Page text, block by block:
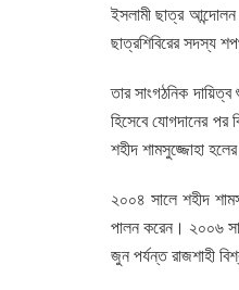
ইসলামী ছাত্র আন্দোলন
ছাত্রশিবিরের সদস্য
তার সাংগঠনিক
হিসেবে যোগদানের পর
শহীদ শামসুজ্জোহা হলের
২০০৪ সালে শহীদ
পালন করেন। ২০০৬
জুন পর্যন্ত রাজশাহী